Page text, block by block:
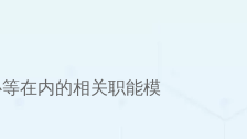
在内的相关职能模